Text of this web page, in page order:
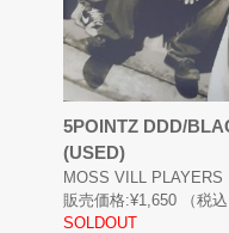
5POINTZ DDD/
(USED)
MOSS VILL PLAYERS
販売価格:¥1,650
（税込
SOLDOUT